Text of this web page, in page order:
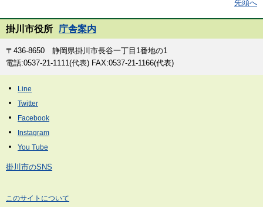
先頭へ
掛川市役所 庁舎案内
〒436-8650 静岡県掛川市長谷一丁目1番地の1
電話:0537-21-1111(代表) FAX:0537-21-1166(代表)
掛川市のSNS
このサイトについて